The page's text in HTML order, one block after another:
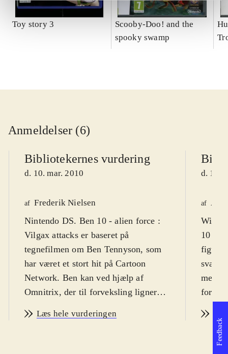
Toy story 3
Scooby-Doo! and the
spooky swamp
Anmeldelser (6)
Bibliotekernes vurdering
d. 10. mar. 2010
af Frederik Nielsen
Nintendo DS. Ben 10 - alien force :
Vilgax attacks er baseret på
tegnefilmen om Ben Tennyson, som
har været et stort hit på Cartoon
Network. Ben kan ved hjælp af
Omnitrix, der til forveksling ligner et
ydre rum, forvandle sig til 10
Læs hele vurderingen
d. 18.
af
Wii,
10
for
og
Feedback